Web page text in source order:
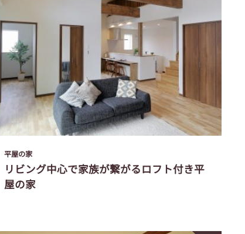
平屋の家
リビング中心で家族が繋がるロフト付き平
屋の家